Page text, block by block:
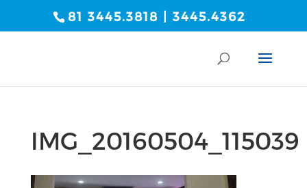
81 3445.3818 | 3445.4362
IMG_20160504_115039